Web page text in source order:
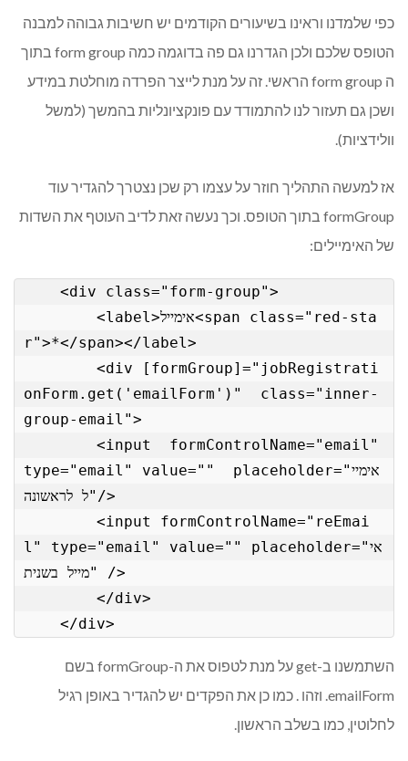
כפי שלמדנו וראינו בשיעורים הקודמים יש חשיבות גבוהה למבנה
הטופס שלכם ולכן הגדרנו גם פה בדוגמה כמה form group בתוך
ה form group הראשי. זה על מנת לייצר הפרדה מוחלטת במידע
ושכן גם תעזור לנו להתמודד עם פונקציונליות בהמשך (למשל
וולידציות).
אז למעשה התהליך חוזר על עצמו רק שכן נצטרך להגדיר עוד
formGroup בתוך הטופס. וכך נעשה זאת לדיב העוטף את השדות
של האימיילים:
r">*</span></label>
onForm.get('emailForm')"  class="inner-
group-email">
type="email" value=""  placeholder="אימיי
ל לראשונה"/>
l" type="email" value="" placeholder="אי
מייל בשנית" />
השתמשנו ב-get על מנת לטפוס את ה-formGroup בשם
emailForm. וזהו . כמו כן את הפקדים יש להגדיר באופן רגיל
לחלוטין, כמו בשלב הראשון.